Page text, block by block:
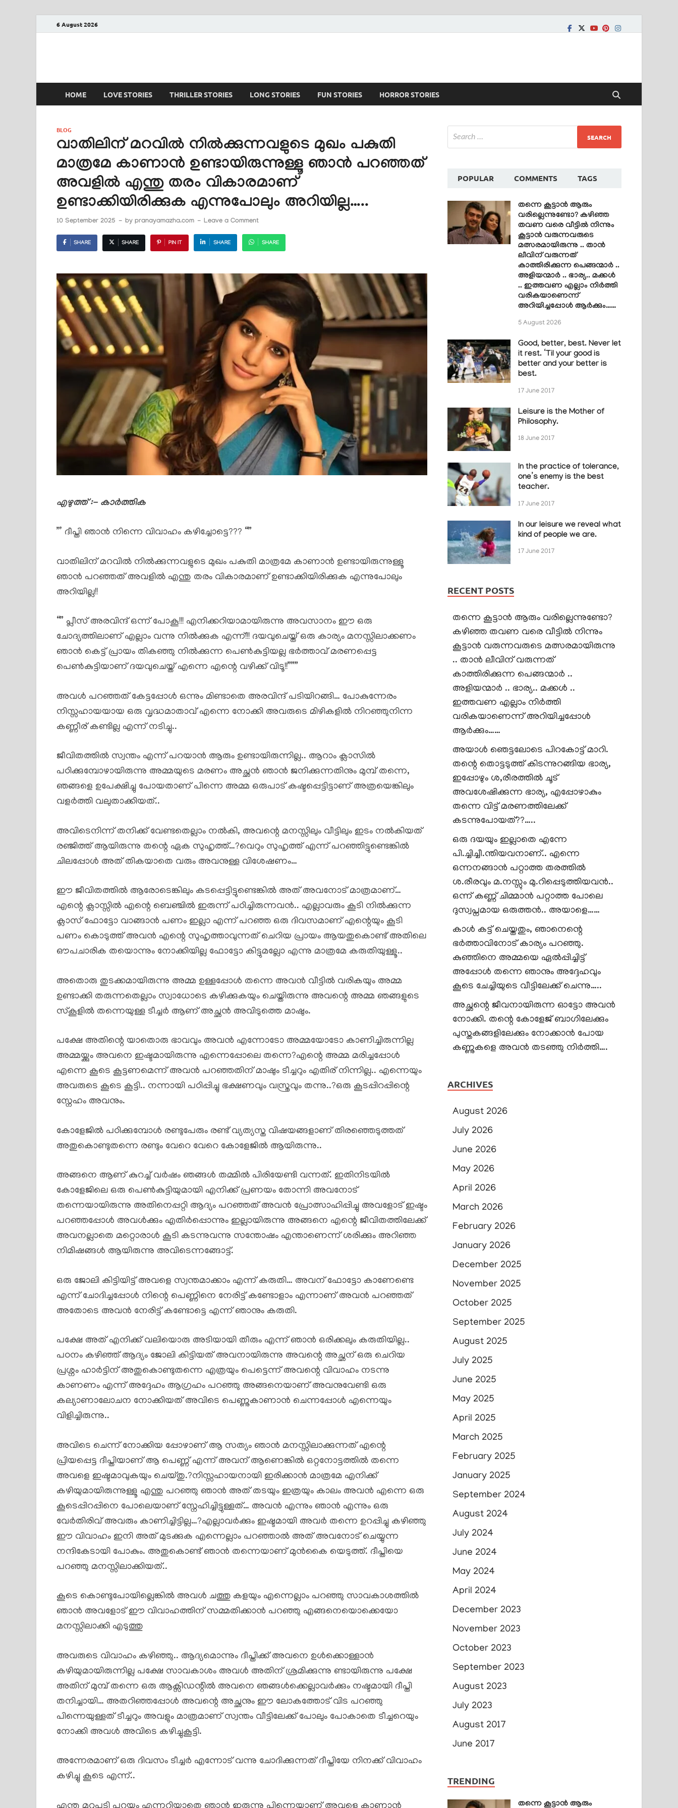
6 August 2026
HOME LOVE STORIES THRILLER STORIES LONG STORIES FUN STORIES HORROR STORIES
BLOG
വാതിലിന് മറവിൽ നിൽക്കുന്നവളുടെ മുഖം പകുതി
മാത്രമേ കാണാൻ ഉണ്ടായിരുന്നുള്ളൂ ഞാൻ പറഞ്ഞത്
അവളിൽ എന്തു തരം വികാരമാണ്
ഉണ്ടാക്കിയിരിക്കുക എന്നുപോലും അറിയില്ല…..
10 September 2025 - by pranayamazha.com - Leave a Comment
SHARE SHARE PIN IT SHARE SHARE
എഴുത്ത് :- കാർത്തിക
”’ ദീപ്തി ഞാൻ നിന്നെ വിവാഹം കഴിച്ചോട്ടെ??? “”
വാതിലിന് മറവിൽ നിൽക്കുന്നവളുടെ മുഖം പകുതി മാത്രമേ കാണാൻ ഉണ്ടായിരുന്നുള്ളൂ
ഞാൻ പറഞ്ഞത് അവളിൽ എന്തു തരം വികാരമാണ് ഉണ്ടാക്കിയിരിക്കുക എന്നുപോലും
അറിയില്ല!!
“” പ്ലീസ് അരവിന്ദ് ഒന്ന് പോകൂ!!! എനിക്കറിയാമായിരുന്നു അവസാനം ഈ ഒരു
ചോദ്യത്തിലാണ് എല്ലാം വന്നു നിൽക്കുക എന്ന്!!! ദയവുചെയ്ത് ഒരു കാര്യം മനസ്സിലാക്കണം
ഞാൻ കെട്ട് പ്രായം തികഞ്ഞു നിൽക്കുന്ന പെൺകുട്ടിയല്ല ഭർത്താവ് മരണപ്പെട്ട
പെൺകുട്ടിയാണ് ദയവുചെയ്ത് എന്നെ എന്റെ വഴിക്ക് വിടൂ!!”””
അവൾ പറഞ്ഞത് കേട്ടപ്പോൾ ഒന്നും മിണ്ടാതെ അരവിന്ദ് പടിയിറങ്ങി… പോകുന്നേരം
നിസ്സഹായയായ ഒരു വൃദ്ധമാതാവ് എന്നെ നോക്കി അവരുടെ മിഴികളിൽ നിറഞ്ഞുനിന്ന
കണ്ണീര് കണ്ടില്ല എന്ന് നടിച്ചു..
ജീവിതത്തിൽ സ്വന്തം എന്ന് പറയാൻ ആരും ഉണ്ടായിരുന്നില്ല.. ആറാം ക്ലാസിൽ
പഠിക്കുമ്പോഴായിരുന്നു അമ്മയുടെ മരണം അച്ഛൻ ഞാൻ ജനിക്കുന്നതിനും മുമ്പ് തന്നെ,
ഞങ്ങളെ ഉപേക്ഷിച്ചു പോയതാണ് പിന്നെ അമ്മ ഒരുപാട് കഷ്ടപ്പെട്ടിട്ടാണ് അത്രയെങ്കിലും
വളർത്തി വലുതാക്കിയത്..
അവിടെനിന്ന് തനിക്ക് വേണ്ടതെല്ലാം നൽകി, അവന്റെ മനസ്സിലും വീട്ടിലും ഇടം നൽകിയത്
രഞ്ജിത്ത് ആയിരുന്നു തന്റെ ഏക സുഹൃത്ത്…?വെറും സുഹൃത്ത് എന്ന് പറഞ്ഞിട്ടുണ്ടെങ്കിൽ
ചിലപ്പോൾ അത് തികയാതെ വരും അവനുള്ള വിശേഷണം…
ഈ ജീവിതത്തിൽ ആരോടെങ്കിലും കടപ്പെട്ടിട്ടുണ്ടെങ്കിൽ അത് അവനോട് മാത്രമാണ്…
എന്റെ ക്ലാസ്സിൽ എന്റെ ബെഞ്ചിൽ ഇരുന്ന് പഠിച്ചിരുന്നവൻ.. എല്ലാവരും കൂടി നിൽക്കുന്ന
ക്ലാസ് ഫോട്ടോ വാങ്ങാൻ പണം ഇല്ലാ എന്ന് പറഞ്ഞ ഒരു ദിവസമാണ് എന്റെയും കൂടി
പണം കൊടുത്ത് അവൻ എന്റെ സുഹൃത്താവുന്നത് ചെറിയ പ്രായം ആയതുകൊണ്ട് അതിലെ
ഔപചാരിക തയൊന്നും നോക്കിയില്ല ഫോട്ടോ കിട്ടുമല്ലോ എന്നു മാത്രമേ കരുതിയുള്ളൂ..
അതൊരു തുടക്കമായിരുന്നു അമ്മ ഉള്ളപ്പോൾ തന്നെ അവൻ വീട്ടിൽ വരികയും അമ്മ
ഉണ്ടാക്കി തരുന്നതെല്ലാം സ്വാധോടെ കഴിക്കുകയും ചെയ്തിരുന്നു അവന്റെ അമ്മ ഞങ്ങളുടെ
സ്കൂളിൽ തന്നെയുള്ള ടീച്ചർ ആണ് അച്ഛൻ അവിടുത്തെ മാഷും.
പക്ഷേ അതിന്റെ യാതൊരു ഭാവവും അവൻ എന്നോടോ അമ്മയോടോ കാണിച്ചിരുന്നില്ല
അമ്മയ്ക്കും അവനെ ഇഷ്ടമായിരുന്നു എന്നെപ്പോലെ തന്നെ?എന്റെ അമ്മ മരിച്ചപ്പോൾ
എന്നെ കൂടെ കൂട്ടണമെന്ന് അവൻ പറഞ്ഞതിന് മാഷും ടീച്ചറും എതിര് നിന്നില്ല.. എന്നെയും
അവരുടെ കൂടെ കൂട്ടി.. നന്നായി പഠിപ്പിച്ചു ഭക്ഷണവും വസ്ത്രവും തന്നു..?ഒരു കൂടപ്പിറപ്പിന്റെ
സ്നേഹം അവനും.
കോളേജിൽ പഠിക്കുമ്പോൾ രണ്ടുപേരും രണ്ട് വ്യത്യസ്ത വിഷയങ്ങളാണ് തിരഞ്ഞെടുത്തത്
അതുകൊണ്ടുതന്നെ രണ്ടും വേറെ വേറെ കോളേജിൽ ആയിരുന്നു..
അങ്ങനെ ആണ് കുറച്ച് വർഷം ഞങ്ങൾ തമ്മിൽ പിരിയേണ്ടി വന്നത്. ഇതിനിടയിൽ
കോളേജിലെ ഒരു പെൺകുട്ടിയുമായി എനിക്ക് പ്രണയം തോന്നി അവനോട്
തന്നെയായിരുന്നു അതിനെപ്പറ്റി ആദ്യം പറഞ്ഞത് അവൻ പ്രോത്സാഹിപ്പിച്ചു അവളോട് ഇഷ്ടം
പറഞ്ഞപ്പോൾ അവൾക്കും എതിർപ്പൊന്നും ഇല്ലായിരുന്നു അങ്ങനെ എന്റെ ജീവിതത്തിലേക്ക്
അവനല്ലാതെ മറ്റൊരാൾ കൂടി കടന്നുവന്നു സന്തോഷം എന്താണെന്ന് ശരിക്കും അറിഞ്ഞ
നിമിഷങ്ങൾ ആയിരുന്നു അവിടെന്നങ്ങോട്ട്.
ഒരു ജോലി കിട്ടിയിട്ട് അവളെ സ്വന്തമാക്കാം എന്ന് കരുതി… അവന് ഫോട്ടോ കാണേണ്ടെ
എന്ന് ചോദിച്ചപ്പോൾ നിന്റെ പെണ്ണിനെ നേരിട്ട് കണ്ടോളാം എന്നാണ് അവൻ പറഞ്ഞത്
അതോടെ അവൻ നേരിട്ട് കണ്ടോട്ടെ എന്ന് ഞാനും കരുതി.
പക്ഷേ അത് എനിക്ക് വലിയൊരു അടിയായി തീരും എന്ന് ഞാൻ ഒരിക്കലും കരുതിയില്ല..
പഠനം കഴിഞ്ഞ് ആദ്യം ജോലി കിട്ടിയത് അവനായിരുന്നു അവന്റെ അച്ഛന് ഒരു ചെറിയ
പ്രശ്നം ഹാർട്ടിന് അതുകൊണ്ടുതന്നെ എത്രയും പെട്ടെന്ന് അവന്റെ വിവാഹം നടന്നു
കാണണം എന്ന് അദ്ദേഹം ആഗ്രഹം പറഞ്ഞു അങ്ങനെയാണ് അവനുവേണ്ടി ഒരു
കല്യാണാലോചന നോക്കിയത് അവിടെ പെണ്ണുകാണാൻ ചെന്നപ്പോൾ എന്നെയും
വിളിച്ചിരുന്നു..
അവിടെ ചെന്ന് നോക്കിയ പ്പോഴാണ് ആ സത്യം ഞാൻ മനസ്സിലാക്കുന്നത് എന്റെ
പ്രിയപ്പെട്ട ദീപ്തിയാണ് ആ പെണ്ണ് എന്ന് അവന് ആണെങ്കിൽ ഒറ്റനോട്ടത്തിൽ തന്നെ
അവളെ ഇഷ്ടമാവുകയും ചെയ്തു.?നിസ്സഹായനായി ഇരിക്കാൻ മാത്രമേ എനിക്ക്
കഴിയുമായിരുന്നുള്ളൂ എന്തു പറഞ്ഞു ഞാൻ അത് തടയും ഇത്രയും കാലം അവൻ എന്നെ ഒരു
കൂടെപ്പിറപ്പിനെ പോലെയാണ് സ്നേഹിച്ചിട്ടുള്ളത്… അവൻ എന്നും ഞാൻ എന്നും ഒരു
വേർതിരിവ് അവരും കാണിച്ചിട്ടില്ല…?എല്ലാവർക്കും ഇഷ്ടമായി അവർ തന്നെ ഉറപ്പിച്ചു കഴിഞ്ഞു
ഈ വിവാഹം ഇനി അത് മുടക്കുക എന്നെല്ലാം പറഞ്ഞാൽ അത് അവനോട് ചെയ്യുന്ന
നന്ദികേടായി പോകും. അതുകൊണ്ട് ഞാൻ തന്നെയാണ് മുൻകൈ യെടുത്ത്. ദീപ്തിയെ
പറഞ്ഞു മനസ്സിലാക്കിയത്..
കൂടെ കൊണ്ടുപോയില്ലെങ്കിൽ അവൾ ചത്തു കളയും എന്നെല്ലാം പറഞ്ഞു സാവകാശത്തിൽ
ഞാൻ അവളോട് ഈ വിവാഹത്തിന് സമ്മതിക്കാൻ പറഞ്ഞു എങ്ങനെയൊക്കെയോ
മനസ്സിലാക്കി എടുത്തു
അവരുടെ വിവാഹം കഴിഞ്ഞു.. ആദ്യമൊന്നും ദീപ്തിക്ക് അവനെ ഉൾക്കൊള്ളാൻ
കഴിയുമായിരുന്നില്ല പക്ഷേ സാവകാശം അവൾ അതിന് ശ്രമിക്കുന്നു ണ്ടായിരുന്നു പക്ഷേ
അതിന് മുമ്പ് തന്നെ ഒരു ആക്സിഡന്റിൽ അവനെ ഞങ്ങൾക്കെല്ലാവർക്കും നഷ്ടമായി ദീപ്തി
തനിച്ചായി… അതറിഞ്ഞപ്പോൾ അവന്റെ അച്ഛനും ഈ ലോകത്തോട് വിട പറഞ്ഞു
പിന്നെയുള്ളത് ടീച്ചറും അവളും മാത്രമാണ് സ്വന്തം വീട്ടിലേക്ക് പോലും പോകാതെ ടീച്ചറെയും
നോക്കി അവൾ അവിടെ കഴിച്ചുകൂട്ടി.
അന്നേരമാണ് ഒരു ദിവസം ടീച്ചർ എന്നോട് വന്നു ചോദിക്കുന്നത് ദീപ്തിയേ നിനക്ക് വിവാഹം
കഴിച്ചു കൂടെ എന്ന്..
POPULAR COMMENTS TAGS
തന്നെ കൂട്ടാൻ ആരും
വരില്ലെന്നുണ്ടോ? കഴിഞ്ഞ
തവണ വരെ വീട്ടിൽ നിന്നും
കൂട്ടാൻ വരുന്നവരുടെ
മത്സരമായിരുന്നു .. താൻ
ലീവിന് വരുന്നത്
കാത്തിരിക്കുന്ന പെങ്ങന്മാർ ..
അളിയന്മാർ .. ഭാര്യ.. മക്കൾ
.. ഇത്തവണ എല്ലാം നിർത്തി
വരികയാണെന്ന്
അറിയിച്ചപ്പോൾ ആർക്കും……
5 August 2026
Good, better, best. Never let
it rest. ‘Til your good is
better and your better is
best.
17 June 2017
Leisure is the Mother of
Philosophy.
18 June 2017
In the practice of tolerance,
one’s enemy is the best
teacher.
17 June 2017
In our leisure we reveal what
kind of people we are.
17 June 2017
RECENT POSTS
തന്നെ കൂട്ടാൻ ആരും വരില്ലെന്നുണ്ടോ?
കഴിഞ്ഞ തവണ വരെ വീട്ടിൽ നിന്നും
കൂട്ടാൻ വരുന്നവരുടെ മത്സരമായിരുന്നു
.. താൻ ലീവിന് വരുന്നത്
കാത്തിരിക്കുന്ന പെങ്ങന്മാർ ..
അളിയന്മാർ .. ഭാര്യ.. മക്കൾ ..
ഇത്തവണ എല്ലാം നിർത്തി
വരികയാണെന്ന് അറിയിച്ചപ്പോൾ
ആർക്കും……
അയാൾ ഞെട്ടലോടെ പിറകോട്ട് മാറി.
തന്റെ തൊട്ടടുത്ത് കിടന്നുറങ്ങിയ ഭാര്യ,
ഇപ്പോഴും ശ,രീരത്തിൽ ചൂട്
അവശേഷിക്കുന്ന ഭാര്യ, എപ്പോഴാകും
തന്നെ വിട്ട് മരണത്തിലേക്ക്
കടന്നുപോയത്??…..
ഒരു ദയയും ഇല്ലാതെ എന്നേ
പി.ച്ചിച്ചീ.ന്തിയവനാണ്.. എന്നെ
ഒന്നനങ്ങാൻ പറ്റാത്ത തരത്തിൽ
ശ.രീരവും മ.നസ്സും മു.റിപ്പെടുത്തിയവൻ..
ഒന്ന് കണ്ണ് ചിമ്മാൻ പറ്റാത്ത പോലെ
ദുസ്വപ്നമായ ഒരുത്തൻ.. അയാളെ……
കാൾ കട്ട് ചെയ്തതും, ഞാനെന്റെ
ഭർത്താവിനോട് കാര്യം പറഞ്ഞു.
കുഞ്ഞിനെ അമ്മയെ ഏൽപ്പിച്ചിട്ട്
അപ്പോൾ തന്നെ ഞാനും അദ്ദേഹവും
കൂടെ ചേച്ചിയുടെ വീട്ടിലേക്ക് ചെന്നു…..
അച്ഛന്റെ ജീവനായിരുന്ന ഓട്ടോ അവൻ
നോക്കി. തന്റെ കോളേജ് ബാഗിലേക്കും
പുസ്തകങ്ങളിലേക്കും നോക്കാൻ പോയ
കണ്ണുകളെ അവൻ തടഞ്ഞു നിർത്തി….
ARCHIVES
August 2026
July 2026
June 2026
May 2026
April 2026
March 2026
February 2026
January 2026
December 2025
November 2025
October 2025
September 2025
August 2025
July 2025
June 2025
May 2025
April 2025
March 2025
February 2025
January 2025
September 2024
August 2024
July 2024
June 2024
May 2024
April 2024
December 2023
November 2023
October 2023
September 2023
August 2023
July 2023
August 2017
June 2017
TRENDING
തന്നെ കൂട്ടാൻ ആരും